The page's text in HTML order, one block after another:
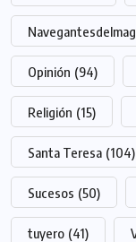
Opinión (94)
Religión (15)
Santa Teresa (104)
Sucesos (50)
tuyero (41)